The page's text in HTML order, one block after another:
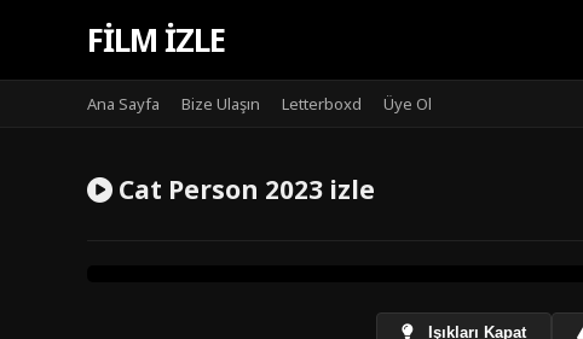
FILM IZLE
Ana Sayfa Bize Ulaşın Letterboxd Üye Ol
Cat Person 2023 izle
Işıkları Kapat